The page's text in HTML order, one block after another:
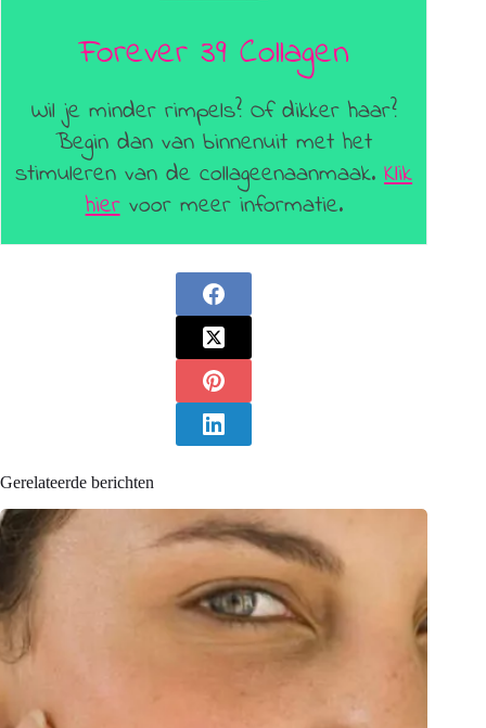
Forever 39 Collagen
Wil je minder rimpels? Of dikker haar?
Begin dan van binnenuit met het
stimuleren van de collageenaanmaak.Klik
hiervoor meer informatie.
Gerelateerde berichten